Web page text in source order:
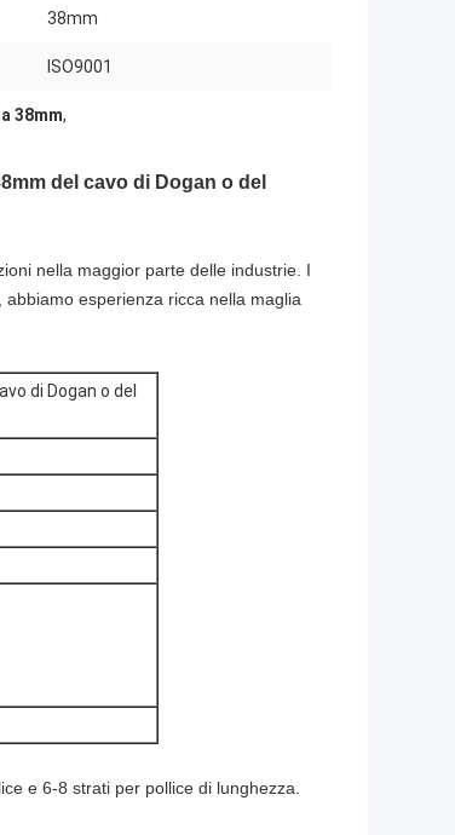
38mm
ISO9001
38mm,
del cavo di Dogan o del
nella maggior parte delle industrie. I
esperienza ricca nella maglia
di Dogan o del
e 6-8 strati per pollice di lunghezza.